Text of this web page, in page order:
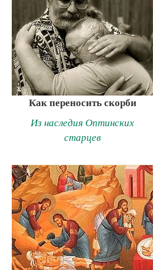
Как переносить скорби
Из наследия Оптинских
старцев